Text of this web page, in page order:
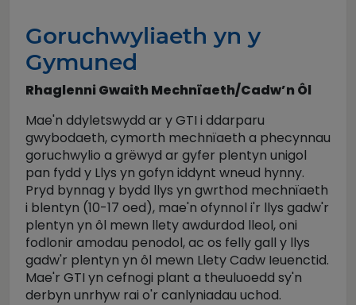
Goruchwyliaeth yn y
Gymuned
Rhaglenni Gwaith Mechnïaeth/Cadw’n Ôl
Mae'n ddyletswydd ar y GTI i ddarparu
gwybodaeth, cymorth mechnïaeth a phecynnau
goruchwylio a grëwyd ar gyfer plentyn unigol
pan fydd y Llys yn gofyn iddynt wneud hynny.
Pryd bynnag y bydd llys yn gwrthod mechnïaeth
i blentyn (10-17 oed), mae'n ofynnol i'r llys gadw'r
plentyn yn ôl mewn llety awdurdod lleol, oni
fodlonir amodau penodol, ac os felly gall y llys
gadw'r plentyn yn ôl mewn Llety Cadw Ieuenctid.
Mae'r GTI yn cefnogi plant a theuluoedd sy'n
derbyn unrhyw rai o'r canlyniadau uchod.